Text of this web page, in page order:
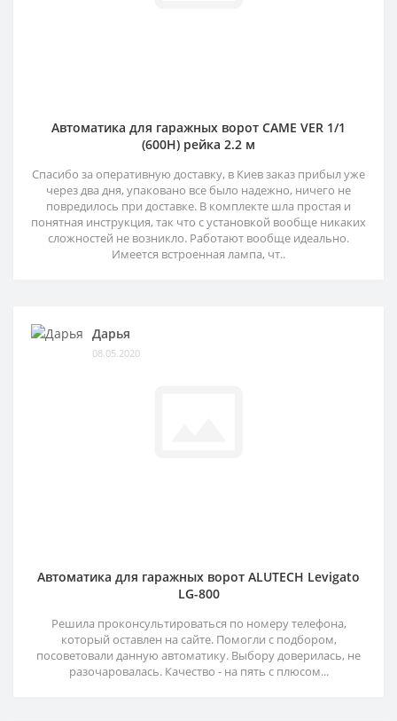
Автоматика для гаражных ворот CAME VER 1/1
(600H) рейка 2.2 м
Спасибо за оперативную доставку, в Киев заказ прибыл уже
через два дня, упаковано все было надежно, ничего не
повредилось при доставке. В комплекте шла простая и
понятная инструкция, так что с установкой вообще никаких
сложностей не возникло. Работают вообще идеально.
Имеется встроенная лампа, чт..
Дарья
08.05.2020
Автоматика для гаражных ворот ALUTECH Levigato
LG-800
Решила проконсультироваться по номеру телефона,
который оставлен на сайте. Помогли с подбором,
посоветовали данную автоматику. Выбору доверилась, не
разочаровалась. Качество - на пять с плюсом...